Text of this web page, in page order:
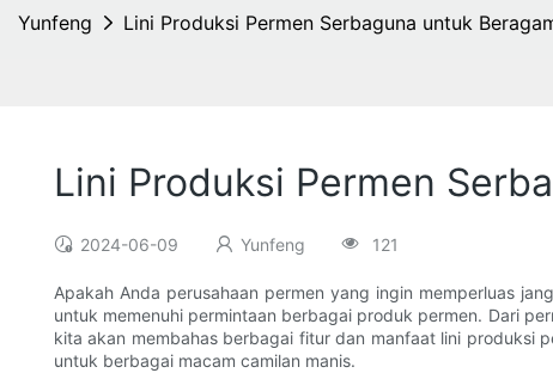
Yunfeng Lini Produksi Permen Serbaguna untuk
Lini Produksi Permen
2024-06-09 Yunfeng 121
Apakah Anda perusahaan permen yang ingin memperluas
untuk memenuhi permintaan berbagai produk permen. Dari
kita akan membahas berbagai fitur dan manfaat lini produksi
untuk berbagai macam camilan manis.